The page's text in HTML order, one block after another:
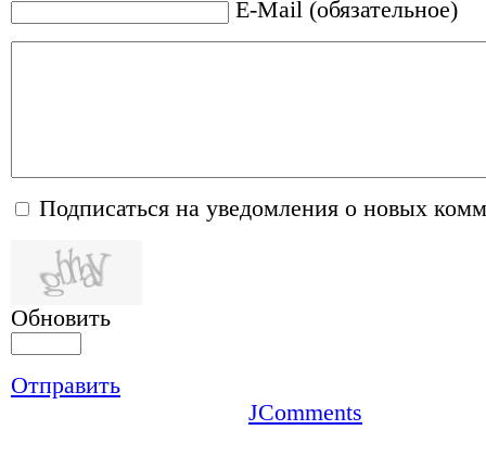
E-Mail (обязательное)
Подписаться на уведомления о новых
Обновить
Отправить
JComments